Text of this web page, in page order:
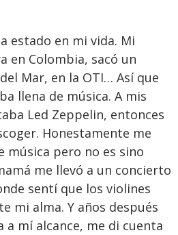
estado en mi vida. Mi
en Colombia, sacó un
Mar, en la OTI… Así que
llena de música. A mis
Led Zeppelin, entonces
Honestamente me
pero no es sino
me llevó a un concierto
sentí que los violines
mi alma. Y años después
a mí alcance, me di cuenta